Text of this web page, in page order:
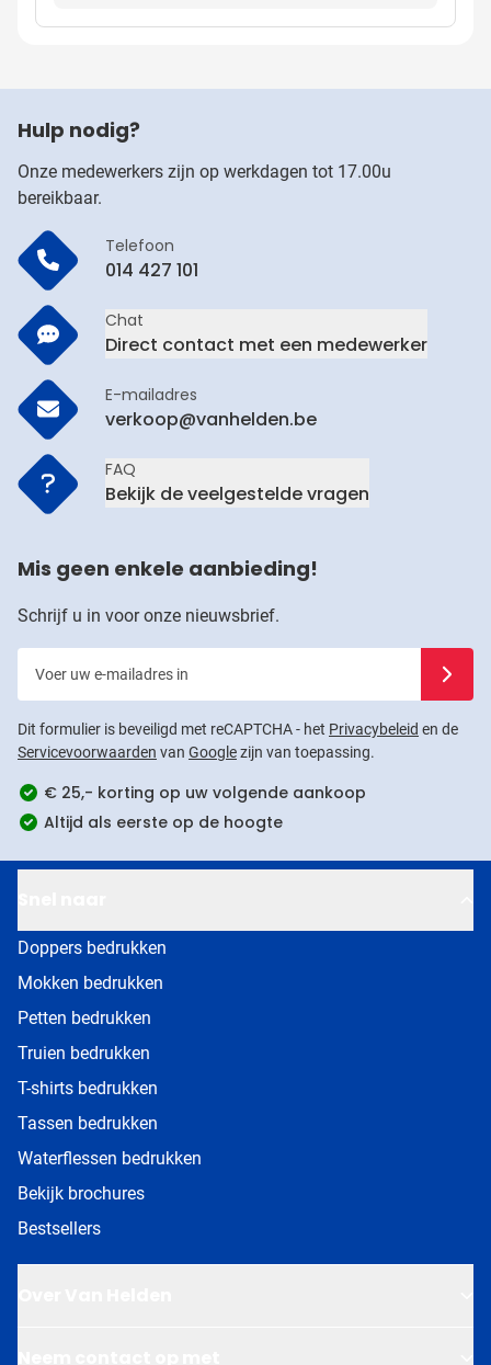
Hulp nodig?
Onze medewerkers zijn op werkdagen tot 17.00u
bereikbaar.
Telefoon
014 427 101
Chat
Direct contact met een medewerker
E-mailadres
verkoop@vanhelden.be
FAQ
Bekijk de veelgestelde vragen
Mis geen enkele aanbieding!
Schrijf u in voor onze nieuwsbrief.
Dit formulier is beveiligd met reCAPTCHA - het Privacybeleid en de
Servicevoorwaarden van Googlezijn van toepassing.
€ 25,- korting op uw volgende aankoop
Altijd als eerste op de hoogte
Doppers bedrukken
Mokken bedrukken
Petten bedrukken
Truien bedrukken
T-shirts bedrukken
Tassen bedrukken
Waterflessen bedrukken
Bekijk brochures
Bestsellers